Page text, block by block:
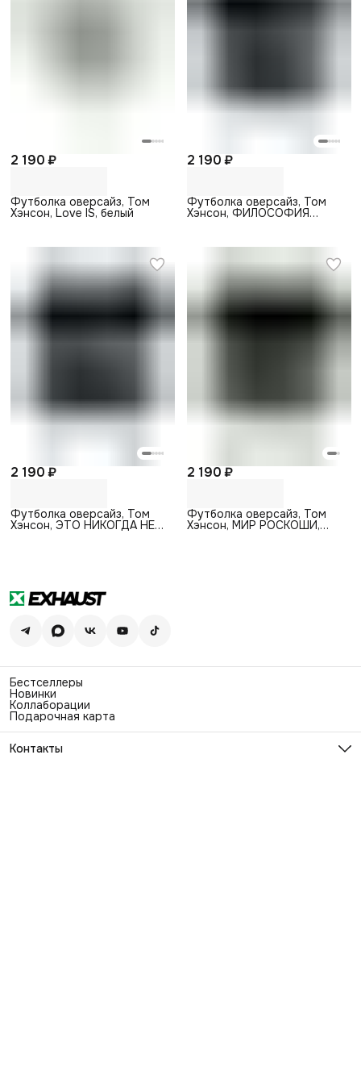
2 190 ₽
Футболка оверсайз, Том
Хэнсон, Love IS, белый
2 190 ₽
Футболка оверсайз, Том
Хэнсон, ФИЛОСОФИЯ
2 190 ₽
Футболка оверсайз, Том
Хэнсон, ЭТО НИКОГДА НЕ
2 190 ₽
Футболка оверсайз, Том
Хэнсон, МИР РОСКОШИ,
Бестселлеры
Новинки
Коллаборации
Подарочная карта
Контакты